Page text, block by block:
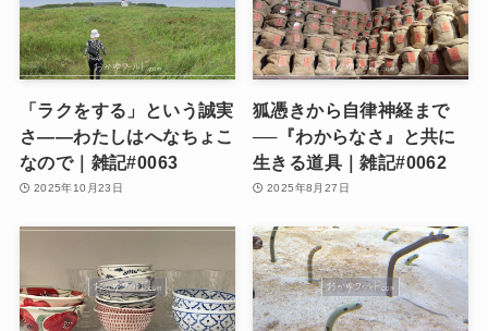
「ラクをする」という誠実
さ——わたしはへなちょこ
なので｜雑記#0063
2025年10月23日
狐憑きから自律神経まで
──『わからなさ』と共に
生きる道具｜雑記#0062
2025年8月27日